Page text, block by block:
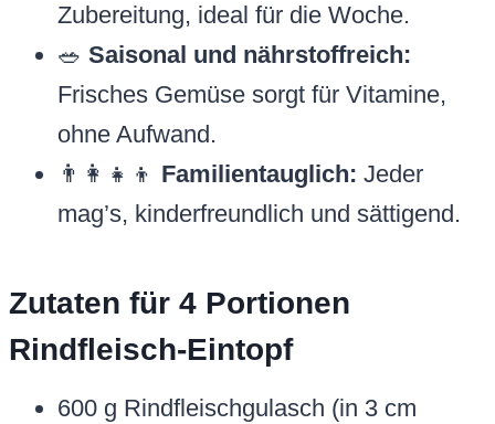
Zubereitung, ideal für die Woche.
🥗 Saisonal und nährstoffreich:
Frisches Gemüse sorgt für Vitamine,
ohne Aufwand.
👨‍👩‍👧‍👦 Familientauglich: Jeder
mag’s, kinderfreundlich und sättigend.
Zutaten für 4 Portionen
Rindfleisch-Eintopf
600 g Rindfleischgulasch (in 3 cm